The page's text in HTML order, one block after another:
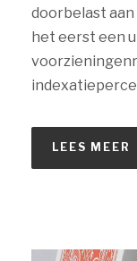
doorbelast
het eerst een
LEES MEER